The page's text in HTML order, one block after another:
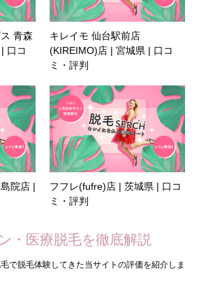
青森
口コ
キレイモ 仙台駅前店
(KIREIMO)店 | 宮城県 | 口コ
ミ・評判
院店 |
フフレ(fufre)店 | 茨城県 | 口コ
ミ・評判
・医療脱毛を徹底解説
で脱毛体験してきた当サイトの評価を紹介しま